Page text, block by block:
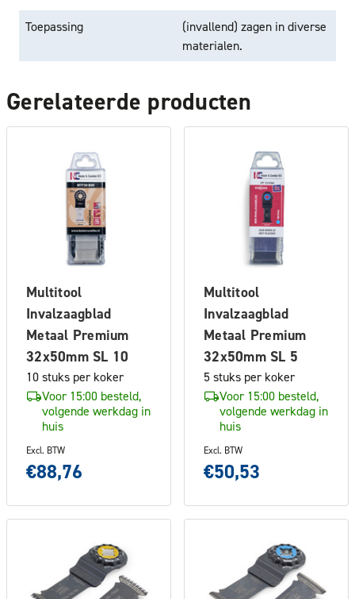
Toepassing
(invallend) zagen in diverse
materialen.
Gerelateerde producten
Multitool
Invalzaagblad
Metaal Premium
32x50mm SL 10
10 stuks per koker
Voor 15:00 besteld,
volgende werkdag in
huis
Excl. BTW
€88,76
Multitool
Invalzaagblad
Metaal Premium
32x50mm SL 5
5 stuks per koker
Voor 15:00 besteld,
volgende werkdag in
huis
Excl. BTW
€50,53